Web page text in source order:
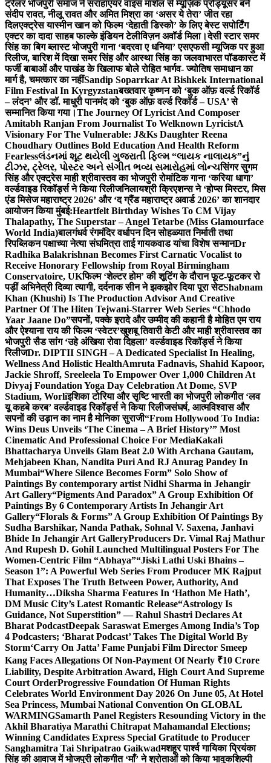
ट्रेलर भोजपुरी समाज ने सराहाएयर वाइस मार्शल से म्यूज़िक प्रोड्यूसर बने
संदीप रावत, नीलू रावत और अमित मिश्रा का ‘असर ये तेरा’ जीत रहा
दिलएक्ट्रेस यास्मीन खान को फिल्म ‘देहाती डिस्को’ के लिए बेस्ट सपोर्टिंग
एक्टर का दादा साहब फाल्के इंडियन टेलीविज़न अवॉर्ड मिला।देसी स्टार समर
सिंह का बिग ब्लास्ट भोजपुरी गाना ‘बदरवा ए धनिया’ एसएफसी म्यूजिक पर हुआ
रिलीज, बारिश में दिखा समर सिंह और आस्था सिंह का जलवाभारत पॉडकास्ट में
फर्जी बाबाओं और पाखंड के खिलाफ बोले रोहित भार्गव- ज्योतिष समाधान का
मार्ग है, चमत्कार का नहींSandip Soparrkar At Bishkek International
Film Festival In Kyrgyzstanबख्तवार कृष्णन को ‘बुक ऑफ़ वर्ल्ड रिकॉर्ड
– लंदन’ और डॉ. माधुरी पानमंद को ‘बुक ऑफ़ वर्ल्ड रिकॉर्ड – USA’ से
सम्मानित किया गया।The Journey Of Lyricist And Composer
Amitabh Ranjan From Journalist To Welknown LyricistA
Visionary For The Vulnerable: J&Ks Daughter Reena
Choudhary Outlines Bold Education And Health Reform
Fearlessલંડનમાં શૂટ થયેલી ગુજરાતી ફિલ્મ “લાયક નાલાયક”નું
ટીઝર, ટ્રેલર, પોસ્ટર અને સંગીત ભવ્ય સમારોહમાં લોન્ચसिंगर सुगम
सिंह और एक्ट्रेस माही श्रीवास्तव का भोजपुरी रोमांटिक गाना ‘करिया धागा’
वर्ल्डवाइड रिकॉर्ड्स ने किया रिलीजनिलायश्री क्रिएशन्स ने ‘होप्स मिस्टर, मिस
एंड मिसेज महाराष्ट्र 2026’ और ‘द ग्रैंड महाराष्ट्र अवार्ड 2026’ का शानदार
आयोजन किया मुंबई:Heartfelt Birthday Wishes To CM Vijay
Thalapathy, The Superstar – Angel Tetarbe (Miss Glamourface
World India)बालगंधर्व रंगमंदिर वर्धापन दिन सोहळ्यात निर्माती तथा
रिपब्लिकन पक्षाच्या नेत्या संघमित्रा ताई गायकवाड यांचा विशेष सन्मानDr
Radhika Balakrishnan Becomes First Carnatic Vocalist to
Receive Honorary Fellowship from Royal Birmingham
Conservatoire, UKफिल्म ‘शेल्टर होम’ की शूटिंग के दौरान फूट-फूटकर रो
पड़ीं अभिनेत्री दिव्या त्यागी, दर्दनाक सीन ने झकझोर दिया पूरा सेटShabnam
Khan (Khushi) Is The Production Advisor And Creative
Partner Of The Hiten Tejwani-Starrer Web Series “Chhodo
Yaar Jaane Do”सपनों, पक्के इरादे और उम्मीद की कहानी है मोहित एम राय
और ऐश्याना राय की फिल्म ‘स्वेटर’खुशबू तिवारी केटी और माही श्रीवास्तव का
भोजपुरी सैड सांग ‘उहे अंखिया रोवा दिहला’ वर्ल्डवाइड रिकॉर्ड्स ने किया
रिलीजDr. DIPTII SINGH – A Dedicated Specialist In Healing,
Wellness And Holistic HealthAmruta Fadnavis, Shahid Kapoor,
Jackie Shroff, Sreeleela To Empower Over 1,000 Children At
Divyaj Foundation Yoga Day Celebration At Dome, SVP
Stadium, Worliइशिका टोरिया और सृष्टि भारती का भोजपुरी लोकगीत ‘लव
यू कहबे करब’ वर्ल्डवाइड रिकॉर्ड्स ने किया रिलीजसंघर्ष, आत्मविश्वास और
सपनों की उड़ान का नाम है मोनिका सुराजी“From Hollywood To India:
Wins Deus Unveils ‘The Cinema – A Brief History’” Most
Cinematic And Professional Choice For MediaKakali
Bhattacharya Unveils Glam Beat 2.0 With Archana Gautam,
Mehjabeen Khan, Nandita Puri And RJ Anurag Pandey In
Mumbai“Where Silence Becomes Form” Solo Show of
Paintings By contemporary artist Nidhi Sharma in Jehangir
Art Gallery“Pigments And Paradox” A Group Exhibition Of
Paintings By 6 Contemporary Artists In Jehangir Art
Gallery“Florals & Forms” A Group Exhibition Of Paintings By
Sudha Barshikar, Nanda Pathak, Sohnal V. Saxena, Janhavi
Bhide In Jehangir Art GalleryProducers Dr. Vimal Raj Mathur
And Rupesh D. Gohil Launched Multilingual Posters For The
Women-Centric Film “Abhaya”“Jiski Lathi Uski Bhains –
Season 1”: A Powerful Web Series From Producer MK Rajput
That Exposes The Truth Between Power, Authority, And
Humanity…Diksha Sharma Features In ‘Hathon Me Hath’,
DM Music City’s Latest Romantic Release“Astrology Is
Guidance, Not Superstition” — Rahul Shastri Declares At
Bharat PodcastDeepak Saraswat Emerges Among India’s Top
4 Podcasters; ‘Bharat Podcast’ Takes The Digital World By
Storm‘Carry On Jatta’ Fame Punjabi Film Director Smeep
Kang Faces Allegations Of Non-Payment Of Nearly ₹10 Crore
Liability, Despite Arbitration Award, High Court And Supreme
Court OrderProgressive Foundation Of Human Rights
Celebrates World Environment Day 2026 On June 05, At Hotel
Sea Princess, Mumbai National Convention On GLOBAL
WARMINGSamarth Panel Registers Resounding Victory in the
Akhil Bharatiya Marathi Chitrapat Mahamandal Elections;
Winning Candidates Express Special Gratitude to Producer
Sanghamitra Tai Shripatrao Gaikwadमशहूर पार्श्व गायिका प्रियंका
सिंह की आवाज में भोजपुरी लोकगीत ‘माँ’ ने श्रोताओं को किया भावुकशिल्पी